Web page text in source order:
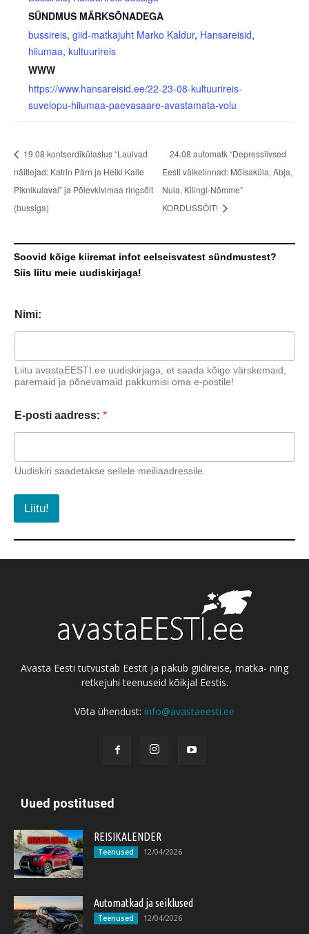
SÜNDMUS MÄRKSÕNADEGA
bussireis, giid-matkajuht Marko Kaldur, Hansareisid,
hiiumaa, kultuurireis
WWW
https://www.hansareisid.ee/22-23-08-kultuurireis-
suvelopu-hiiumaa-paevasaare-avastamata-volu
19.08 kontserdikülastus “Laulvad
näitlejad: Katrin Pärn ja Heiki Kalle
Piknikulaval” ja Põlevkivimaa ringsõit
(bussiga)
24.08 automatk “Depressiivsed
Eesti väikelinnad: Mõisaküla, Abja,
Nuia, Kilingi-Nõmme”
KORDUSSÕIT!
Soovid kõige kiiremat infot eelseisvatest sündmustest?
Siis liitu meie uudiskirjaga!
Nimi:
Liitu avastaEESTI.ee uudiskirjaga, et saada kõige värskemaid,
paremaid ja põnevamaid pakkumisi oma e-postile!
E-posti aadress: *
Uudiskiri saadetakse sellele meiliaadressile.
Liitu!
Avasta Eesti tutvustab Eestit ja pakub giidireise, matka- ning
retkejuhi teenuseid kõikjal Eestis.
Võta ühendust: info@avastaeesti.ee
Uued postitused
REISIKALENDER
Teenused 12/04/2026
Automatkad ja seiklused
Teenused 12/04/2026